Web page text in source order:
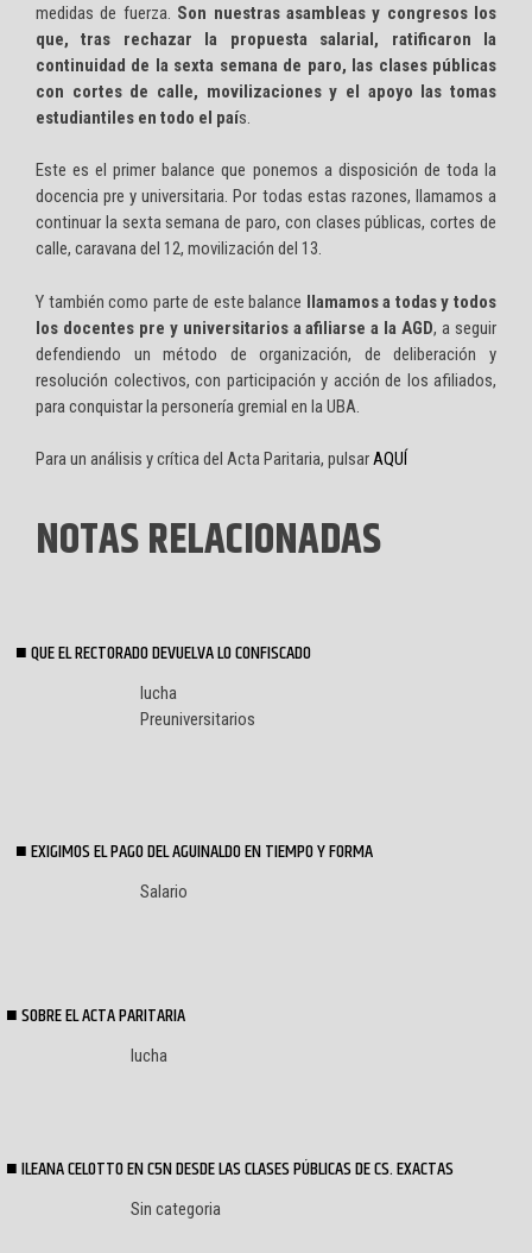
medidas de fuerza. Son nuestras asambleas y congresos los
que, tras rechazar la propuesta salarial, ratificaron la
continuidad de la sexta semana de paro, las clases públicas
con cortes de calle, movilizaciones y el apoyo las tomas
estudiantiles en todo el país.
Este es el primer balance que ponemos a disposición de toda la
docencia pre y universitaria. Por todas estas razones, llamamos a
continuar la sexta semana de paro, con clases públicas, cortes de
calle, caravana del 12, movilización del 13.
Y también como parte de este balance llamamos a todas y todos
los docentes pre y universitarios a afiliarse a la AGD, a seguir
defendiendo un método de organización, de deliberación y
resolución colectivos, con participación y acción de los afiliados,
para conquistar la personería gremial en la UBA.
Para un análisis y crítica del Acta Paritaria, pulsarAQUÍ
NOTAS RELACIONADAS
QUE EL RECTORADO DEVUELVA LO CONFISCADO
lucha
Preuniversitarios
EXIGIMOS EL PAGO DEL AGUINALDO EN TIEMPO Y FORMA
Salario
SOBRE EL ACTA PARITARIA
lucha
ILEANA CELOTTO EN C5N DESDE LAS CLASES PÚBLICAS DE CS. EXACTAS
Sin categoria